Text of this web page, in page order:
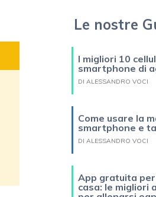
Le nostre
I migliori 10
smartphone di
DI ALESSANDRO VOCI
Come usare la
smartphone e
DI ALESSANDRO VOCI
App gratuita
casa: le migliori